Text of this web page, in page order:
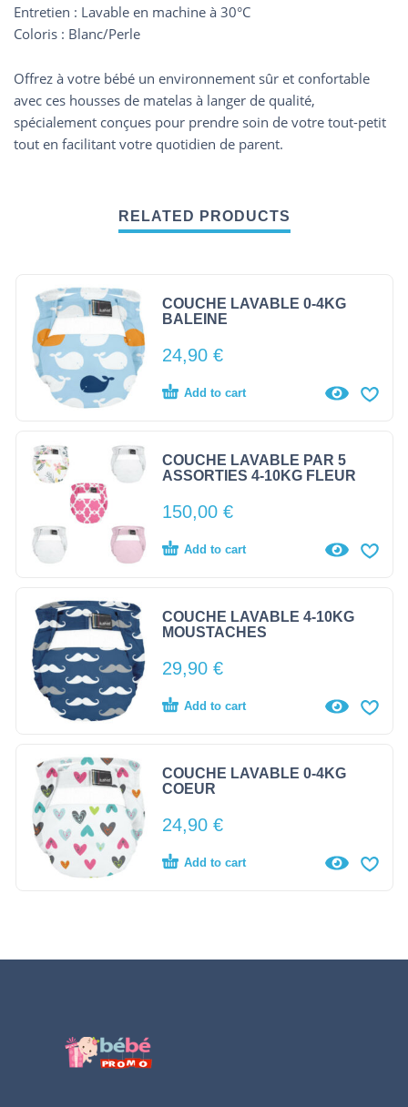
Entretien : Lavable en machine à 30°C
Coloris : Blanc/Perle
Offrez à votre bébé un environnement sûr et confortable
avec ces housses de matelas à langer de qualité,
spécialement conçues pour prendre soin de votre tout-petit
tout en facilitant votre quotidien de parent.
RELATED PRODUCTS
COUCHE LAVABLE 0-4KG
BALEINE
24,90 €
Add to cart
COUCHE LAVABLE PAR 5
ASSORTIES 4-10KG FLEUR
150,00 €
Add to cart
COUCHE LAVABLE 4-10KG
MOUSTACHES
29,90 €
Add to cart
COUCHE LAVABLE 0-4KG
COEUR
24,90 €
Add to cart